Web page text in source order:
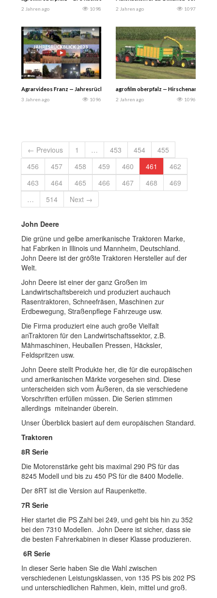
2 Jahren ago 1098 2 Jahren ago 1097
Agrarvideos Franz — Jahresrückblick 2023 -Fendt, John Deere, Claas, etc. –
3 Jahren ago 1096
agrofilm oberpfalz — Hirschenangriff im
2 Jahren ago 1096
← Previous 1 … 453 454
455
456
457 458 459 460 461
462
463
464 465 466 467 468
469
…
514 Next →
John Deere
Die grüne und gelbe amerikanische Traktoren Marke,
hat Fabriken in Illinois und Mannheim, Deutschland.
John Deere ist der größte Traktoren Hersteller auf der
Welt.
John Deere ist einer der ganz Großen im
Landwirtschaftsbereich und produziert auchauch
Rasentraktoren, Schneefräsen, Maschinen zur
Erdbewegung, Straßenpflege Fahrzeuge usw.
Die Firma produziert eine auch große Vielfalt
anTraktoren für den Landwirtschaftssektor, z.B.
Mähmaschinen, Heuballen Pressen, Häcksler,
Feldspritzen usw.
John Deere stellt Produkte her, die für die europäischen
und amerikanischen Märkte vorgesehen sind. Diese
unterscheiden sich vom Äußeren, da sie verschiedene
Vorschriften erfüllen müssen. Die Serien stimmen
allerdings miteinander überein.
Unser Überblick basiert auf dem europäischen Standard.
Traktoren
8R Serie
Die Motorenstärke geht bis maximal 290 PS für das
8245 Modell und bis zu 450 PS für die 8400 Modelle.
Der 8RT ist die Version auf Raupenkette.
7R Serie
Hier startet die PS Zahl bei 249, und geht bis hin zu 352
bei den 7310 Modellen. John Deere ist sicher, dass sie
die besten Fahrerkabinen in dieser Klasse produzieren.
6R Serie
In dieser Serie haben Sie die Wahl zwischen
verschiedenen Leistungsklassen, von 135 PS bis 202 PS
und unterschiedlichen Rahmen, klein, mittel und groß.